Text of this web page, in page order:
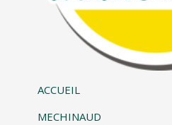
ACCUEIL
MECHINAUD